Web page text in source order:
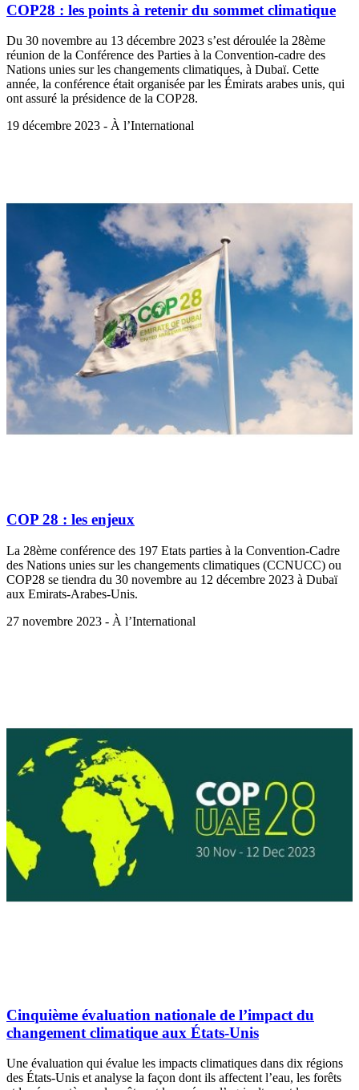
COP28 : les points à retenir du sommet climatique
Du 30 novembre au 13 décembre 2023 s’est déroulée la 28ème
réunion de la Conférence des Parties à la Convention-cadre des
Nations unies sur les changements climatiques, à Dubaï. Cette
année, la conférence était organisée par les Émirats arabes unis, qui
ont assuré la présidence de la COP28.
19 décembre 2023 - À l’International
COP 28 : les enjeux
La 28ème conférence des 197 Etats parties à la Convention-Cadre
des Nations unies sur les changements climatiques (CCNUCC) ou
COP28 se tiendra du 30 novembre au 12 décembre 2023 à Dubaï
aux Emirats-Arabes-Unis.
27 novembre 2023 - À l’International
Cinquième évaluation nationale de l’impact du
changement climatique aux États-Unis
Une évaluation qui évalue les impacts climatiques dans dix régions
des États-Unis et analyse la façon dont ils affectent l’eau, les forêts